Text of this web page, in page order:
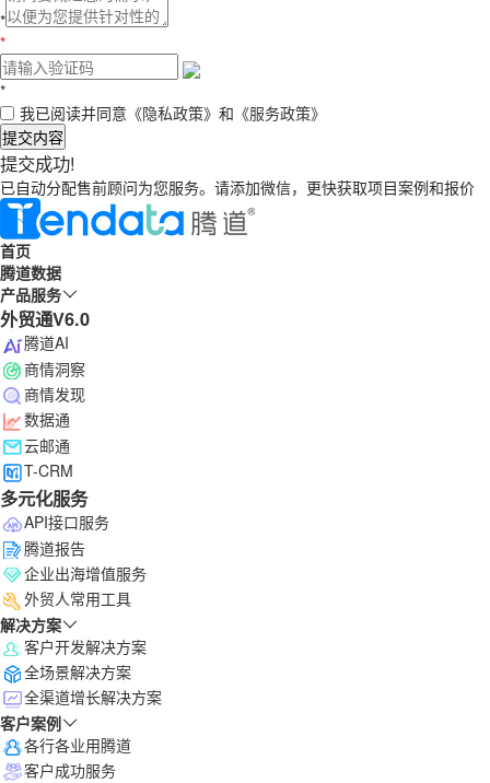
*
*
*
我已阅读并同意 《隐私政策》 和 《服务政策》
提交内容
提交成功!
已自动分配售前顾问为您服务。请添加微信，更快获取项目案例和报价
首页
腾道数据
产品服务
外贸通V6.0
腾道AI
商情洞察
商情发现
数据通
云邮通
T-CRM
多元化服务
API接口服务
腾道报告
企业出海增值服务
外贸人常用工具
解决方案
客户开发解决方案
全场景解决方案
全渠道增长解决方案
客户案例
各行各业用腾道
客户成功服务